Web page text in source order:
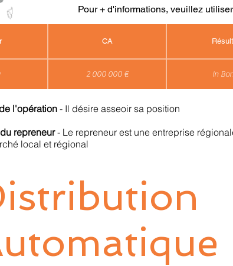
Pour + d'informations, veuillez
CA
2 000 000 € In
l'opération - Il désire asseoir sa position
repreneur- Le repreneur est une entreprise
local et régional